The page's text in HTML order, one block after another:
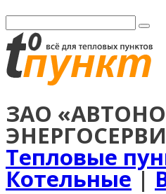
ЗАО
Тепловые
Котельные|